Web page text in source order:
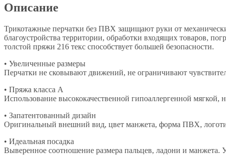
Описание
Трикотажные перчатки без ПВХ защищают руки от
благоустройства территории, обработки входящих товаров,
толстой пряжи 216 текс способствует большей безопасности.
• Увеличенные размеры
Перчатки не сковывают движений, не ограничивают
• Пряжа класса А
Использование высококачественной гипоаллергенной
• Запатентованный дизайн
Оригинальный внешний вид, цвет манжета, форма ПВХ,
• Идеальная посадка
Выверенное соотношение размера пальцев, ладони и манжета.